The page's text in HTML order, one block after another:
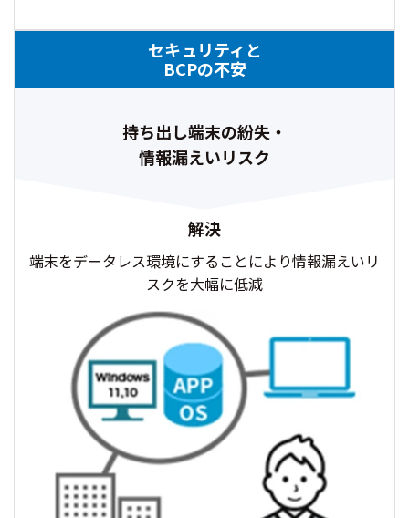
セキュリティと
BCPの不安
持ち出し端末の紛失・
情報漏えいリスク
解決
端末をデータレス環境にすることにより情報漏えいリ
スクを大幅に低減